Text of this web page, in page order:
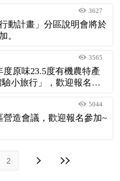
3627
動計畫」分區說明會將於
。
3565
原味23.5度有機農特產
小旅行」，歡迎報名參
5044
營造會議，歡迎報名參加~
2